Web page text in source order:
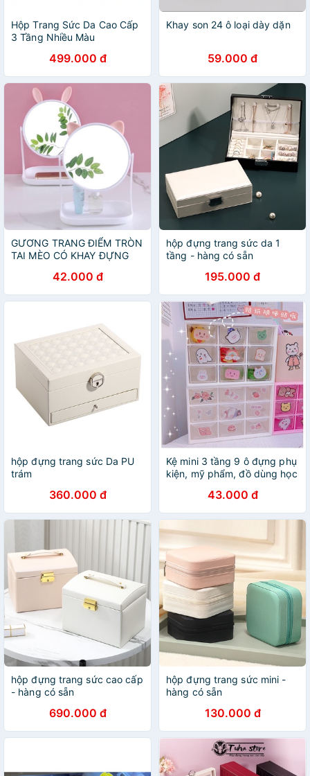
Hộp Trang Sức Da Cao Cấp
3 Tầng Nhiều Màu
499.000 đ
Khay son 24 ô loại dày dặn
59.000 đ
GƯƠNG TRANG ĐIỂM TRÒN
TAI MÈO CÓ KHAY ĐỰNG
42.000 đ
hộp đựng trang sức da 1
tầng - hàng có sẵn
195.000 đ
hộp đựng trang sức Da PU
trám
360.000 đ
Kệ mini 3 tầng 9 ô đựng phụ
kiện, mỹ phẩm, đồ dùng học
anthudogiadung89
43.000 đ
hộp đựng trang sức cao cấp
- hàng có sẵn
690.000 đ
hộp đựng trang sức mini -
hàng có sẵn
130.000 đ